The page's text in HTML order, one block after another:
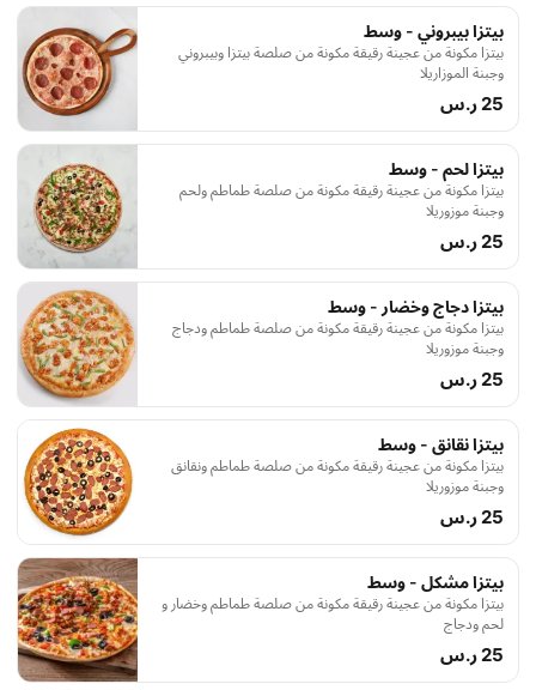
بيتزا بيبروني - وسط
بيتزا مكونة من عجينة رقيقة مكونة من صلصة بيتزا وبيبروني
وجبنة الموزاريلا
25 ر.س
بيتزا لحم - وسط
بيتزا مكونة من عجينة رقيقة مكونة من صلصة طماطم ولحم
وجبنة موزوريلا
25 ر.س
بيتزا دجاج وخضار - وسط
بيتزا مكونة من عجينة رقيقة مكونة من صلصة طماطم ودجاج
وجبنة موزوريلا
25 ر.س
بيتزا نقانق - وسط
بيتزا مكونة من عجينة رقيقة مكونة من صلصة طماطم ونقانق
وجبنة موزوريلا
25 ر.س
بيتزا مشكل - وسط
بيتزا مكونة من عجينة رقيقة مكونة من صلصة طماطم وخضار و
لحم ودجاج
25 ر.س